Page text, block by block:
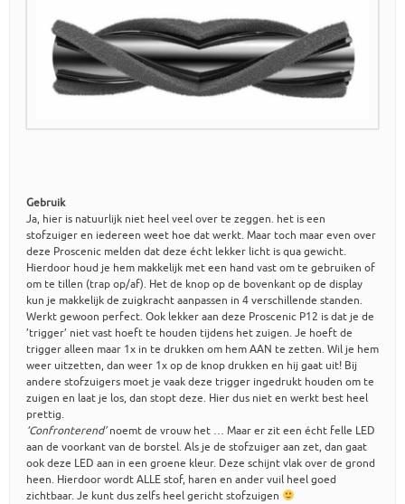
Gebruik
Ja, hier is natuurlijk niet heel veel over te zeggen. het is een
stofzuiger en iedereen weet hoe dat werkt. Maar toch maar even over
deze Proscenic melden dat deze écht lekker licht is qua gewicht.
Hierdoor houd je hem makkelijk met een hand vast om te gebruiken of
om te tillen (trap op/af). Het de knop op de bovenkant op de display
kun je makkelijk de zuigkracht aanpassen in 4 verschillende standen.
Werkt gewoon perfect. Ook lekker aan deze Proscenic P12 is dat je de
’trigger’ niet vast hoeft te houden tijdens het zuigen. Je hoeft de
trigger alleen maar 1x in te drukken om hem AAN te zetten. Wil je hem
weer uitzetten, dan weer 1x op de knop drukken en hij gaat uit! Bij
andere stofzuigers moet je vaak deze trigger ingedrukt houden om te
zuigen en laat je los, dan stopt deze. Hier dus niet en werkt best heel
prettig.
‘Confronterend’noemt de vrouw het … Maar er zit een écht felle LED
aan de voorkant van de borstel. Als je de stofzuiger aan zet, dan gaat
ook deze LED aan in een groene kleur. Deze schijnt vlak over de grond
heen. Hierdoor wordt ALLE stof, haren en ander vuil heel goed
zichtbaar. Je kunt dus zelfs heel gericht stofzuigen